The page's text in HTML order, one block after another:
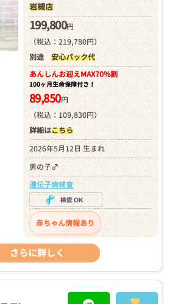
岩槻店
199,800円
（税込：219,780円）
別途 安心パック代
あんしんお迎えMAX70%割
100ヶ月生命保障付き！
89,850円
（税込：109,830円）
詳細はこちら
2026年5月12日 生まれ
男の子♂
遺伝子病検査
赤ちゃん情報あり
さらに詳しく